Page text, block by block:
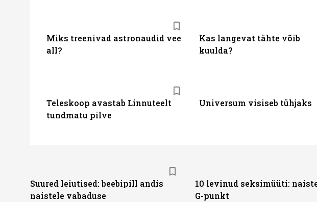
Miks treenivad astronaudid vee
all?
Kas langevat tähte võib
kuulda?
Teleskoop avastab Linnuteelt
tundmatu pilve
Universum visiseb tühjaks
Suured leiutised: beebipill andis
naistele vabaduse
10 levinud seksimüüti:
G-punkt